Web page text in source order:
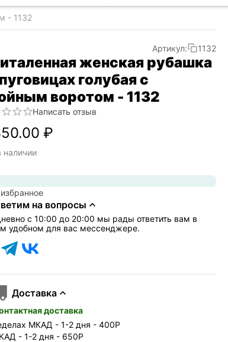
- 1132
Артикул: 1132
женская рубашка
голубая с
воротом - 1132
Написать отзыв
₽
наличии
на вопросы
с 10:00 до 20:00 мы рады ответить вам в
удобном для вас мессенджере.
Доставка
доставка
МКАД - 1-2 дня - 400Р
- 1-2 дня - 650Р